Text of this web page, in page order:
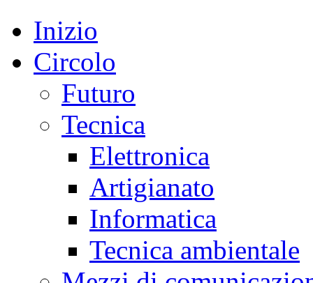
Inizio
Circolo
Futuro
Tecnica
Elettronica
Artigianato
Informatica
Tecnica ambientale